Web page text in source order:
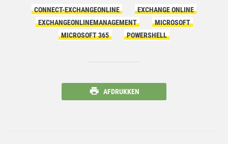
CONNECT-EXCHANGEONLINE
EXCHANGE ONLINE
EXCHANGEONLINEMANAGEMENT
MICROSOFT
MICROSOFT 365
POWERSHELL
AFDRUKKEN